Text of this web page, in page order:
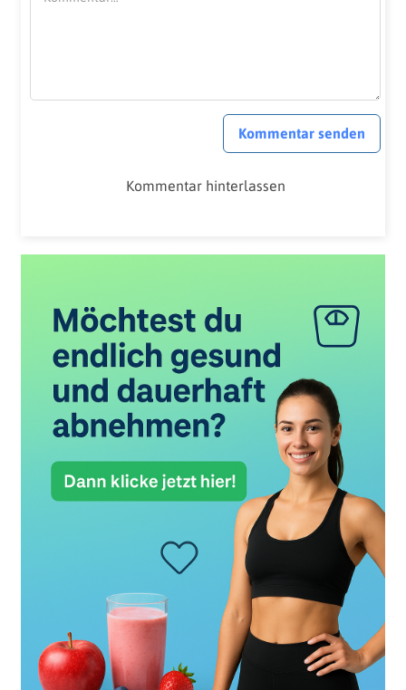
Kommentar senden
Kommentar hinterlassen